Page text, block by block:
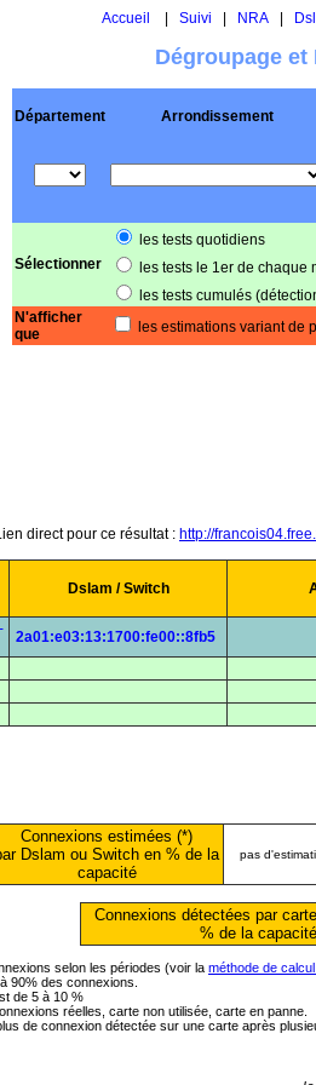
Accueil Suivi NRA|
Dégroupage et
Département Arrondissement
Sélectionner
les tests quotidiens
les tests le 1er de chaque
les tests cumulés
N'afficher
que
les estimations variant de
direct pour ce résultat : http://
Dslam / Switch
2a01:e03:13:1700:fe00::8fb5
Connexions estimées (*)
Dslam ou Switch en % de la
capacité
pas
Connexions détectées par carte
% de la capacité
selon les périodes (voir la méthode de
90% des connexions.
de 5 à 10 %
réelles, carte non utilisée, carte en panne.
de connexion détectée sur une carte après